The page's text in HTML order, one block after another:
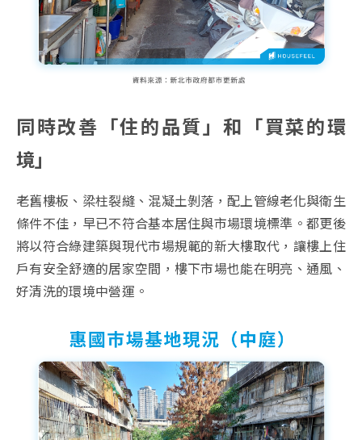
同時改善「住的品質」和「買菜的環
境」
老舊樓板、梁柱裂縫、混凝土剝落，配上管線老化與衛生
條件不佳，早已不符合基本居住與市場環境標準。都更後
將以符合綠建築與現代市場規範的新大樓取代，讓樓上住
戶有安全舒適的居家空間，樓下市場也能在明亮、通風、
好清洗的環境中營運。